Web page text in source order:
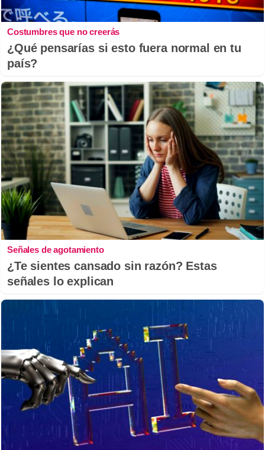
Costumbres que no creerás
¿Qué pensarías si esto fuera normal en tu
país?
Señales de agotamiento
¿Te sientes cansado sin razón? Estas
señales lo explican